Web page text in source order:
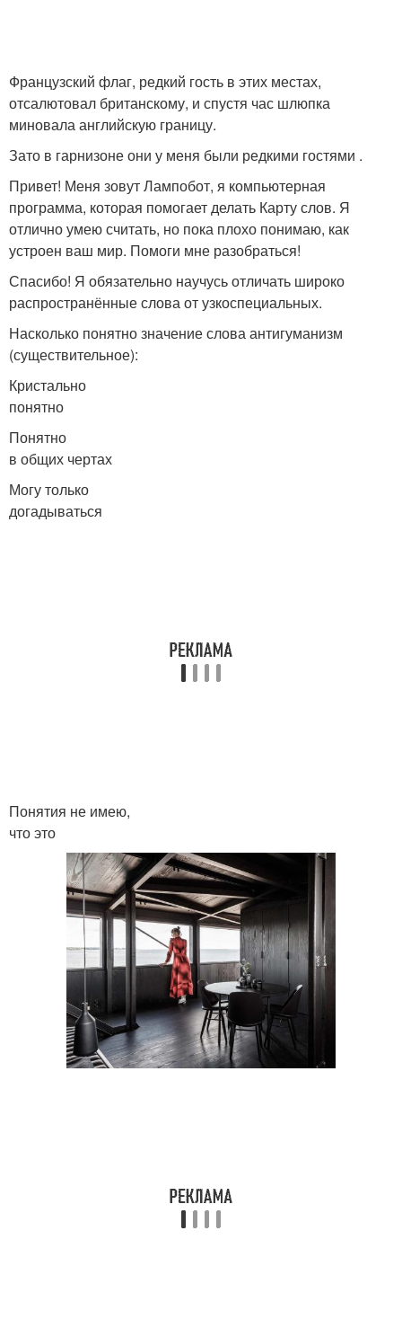
Французский флаг, редкий гость в этих местах,
отсалютовал британскому, и спустя час шлюпка
миновала английскую границу.
Зато в гарнизоне они у меня были редкими гостями .
Привет! Меня зовут Лампобот, я компьютерная
программа, которая помогает делать Карту слов. Я
отлично умею считать, но пока плохо понимаю, как
устроен ваш мир. Помоги мне разобраться!
Спасибо! Я обязательно научусь отличать широко
распространённые слова от узкоспециальных.
Насколько понятно значение слова антигуманизм
(существительное):
Кристально
понятно
Понятно
в общих чертах
Могу только
догадываться
Понятия не имею,
что это